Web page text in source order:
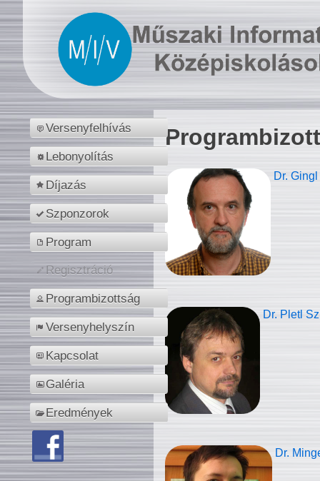
Versenyfelhívás
Lebonyolítás
Díjazás
Szponzorok
Program
Regisztráció
Programbizottság
Versenyhelyszín
Kapcsolat
Galéria
Eredmények
Dr.
Dr. Pletl
Dr.